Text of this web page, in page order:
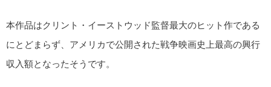
本作品はクリント・イーストウッド監督最大のヒット作である
にとどまらず、アメリカで公開された戦争映画史上最高の興行
収入額となったそうです。